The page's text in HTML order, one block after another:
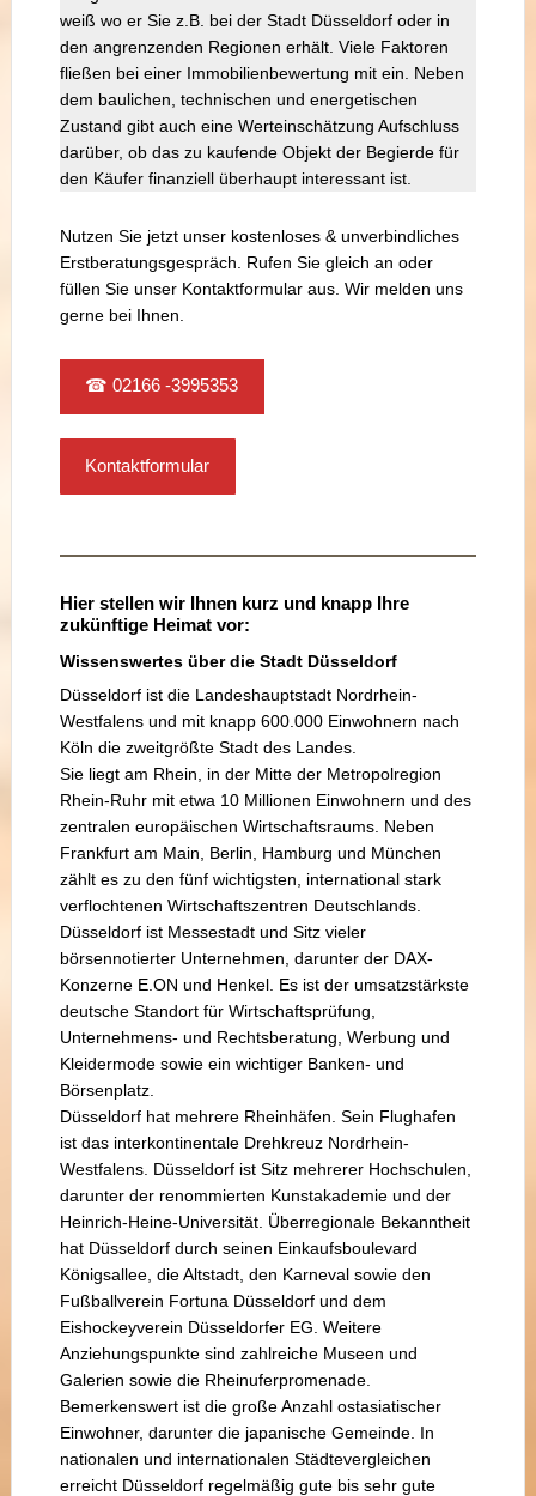
weiß wo er Sie z.B. bei der Stadt Düsseldorf oder in
den angrenzenden Regionen erhält. Viele Faktoren
fließen bei einer Immobilienbewertung mit ein. Neben
dem baulichen, technischen und energetischen
Zustand gibt auch eine Werteinschätzung Aufschluss
darüber, ob das zu kaufende Objekt der Begierde für
den Käufer finanziell überhaupt interessant ist.
Nutzen Sie jetzt unser kostenloses & unverbindliches
Erstberatungsgespräch. Rufen Sie gleich an oder
füllen Sie unser Kontaktformular aus. Wir melden uns
gerne bei Ihnen.
☎ 02166 -3995353
Kontaktformular
Hier stellen wir Ihnen kurz und knapp Ihre
zukünftige Heimat vor:
Wissenswertes über die Stadt Düsseldorf
Düsseldorf ist die Landeshauptstadt Nordrhein-
Westfalens und mit knapp 600.000 Einwohnern nach
Köln die zweitgrößte Stadt des Landes.
Sie liegt am Rhein, in der Mitte der Metropolregion
Rhein-Ruhr mit etwa 10 Millionen Einwohnern und des
zentralen europäischen Wirtschaftsraums. Neben
Frankfurt am Main, Berlin, Hamburg und München
zählt es zu den fünf wichtigsten, international stark
verflochtenen Wirtschaftszentren Deutschlands.
Düsseldorf ist Messestadt und Sitz vieler
börsennotierter Unternehmen, darunter der DAX-
Konzerne E.ON und Henkel. Es ist der umsatzstärkste
deutsche Standort für Wirtschaftsprüfung,
Unternehmens- und Rechtsberatung, Werbung und
Kleidermode sowie ein wichtiger Banken- und
Börsenplatz.
Düsseldorf hat mehrere Rheinhäfen. Sein Flughafen
ist das interkontinentale Drehkreuz Nordrhein-
Westfalens. Düsseldorf ist Sitz mehrerer Hochschulen,
darunter der renommierten Kunstakademie und der
Heinrich-Heine-Universität. Überregionale Bekanntheit
hat Düsseldorf durch seinen Einkaufsboulevard
Königsallee, die Altstadt, den Karneval sowie den
Fußballverein Fortuna Düsseldorf und dem
Eishockeyverein Düsseldorfer EG. Weitere
Anziehungspunkte sind zahlreiche Museen und
Galerien sowie die Rheinuferpromenade.
Bemerkenswert ist die große Anzahl ostasiatischer
Einwohner, darunter die japanische Gemeinde. In
nationalen und internationalen Städtevergleichen
erreicht Düsseldorf regelmäßig gute bis sehr gute